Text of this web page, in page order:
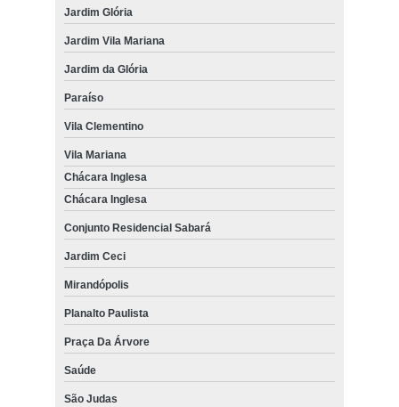
Jardim Glória
Jardim Vila Mariana
Jardim da Glória
Paraíso
Vila Clementino
Vila Mariana
Chácara Inglesa
Chácara Inglesa
Conjunto Residencial Sabará
Jardim Ceci
Mirandópolis
Planalto Paulista
Praça Da Árvore
Saúde
São Judas